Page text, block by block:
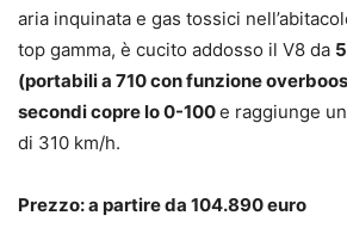
aria inquinata e gas tossici
top gamma, è cucito addosso il V8 da
(portabili a 710 con funzione
secondi copre lo 0-100e raggiunge
di 310 km/h.
Prezzo: a partire da 104.890 euro